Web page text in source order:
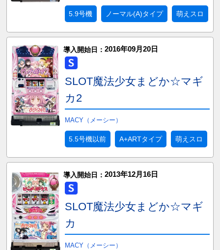
5.9号機 ノーマル(A)タイプ 萌えスロ
導入開始日： 2016年09月20日
SLOT魔法少女まどか☆マギ
カ2
MACY（メーシー）
5.5号機以前 A+ARTタイプ 萌えスロ
導入開始日： 2013年12月16日
SLOT魔法少女まどか☆マギ
カ
MACY（メーシー）